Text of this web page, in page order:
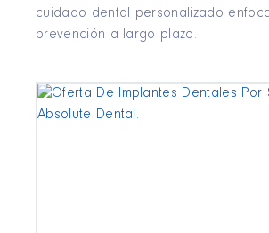
cuidado dental personalizado
prevención a largo plazo.